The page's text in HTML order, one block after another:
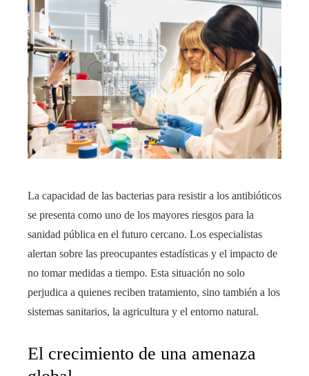
La capacidad de las bacterias para resistir a los antibióticos
se presenta como uno de los mayores riesgos para la
sanidad pública en el futuro cercano. Los especialistas
alertan sobre las preocupantes estadísticas y el impacto de
no tomar medidas a tiempo. Esta situación no solo
perjudica a quienes reciben tratamiento, sino también a los
sistemas sanitarios, la agricultura y el entorno natural.
El crecimiento de una amenaza